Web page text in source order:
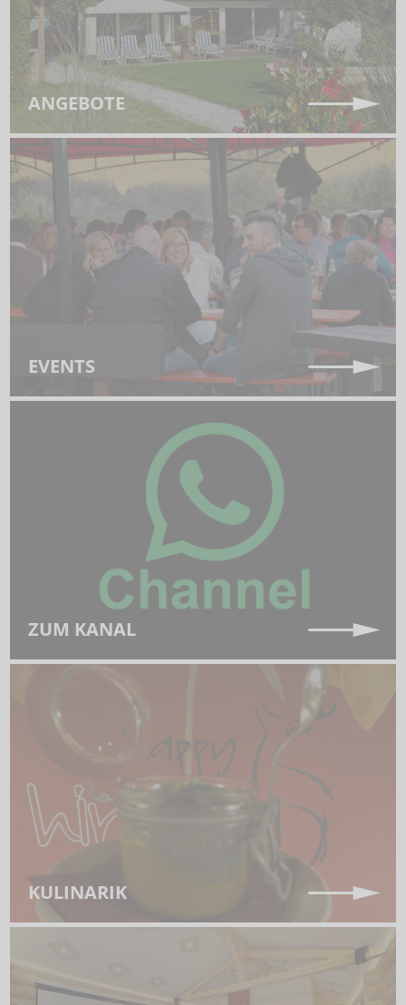
ANGEBOTE
EVENTS
ZUM KANAL
KULINARIK